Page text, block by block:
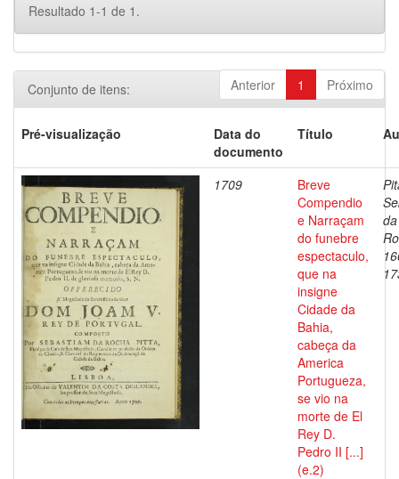
Resultado 1-1 de 1.
Anterior 1 Próximo
Conjunto de itens:
Pré-visualização
Data do
documento
Título
1709
Breve
Compendio
e Narraçam
do funebre
espectaculo,
que na
insigne
Cidade da
Bahia,
cabeça da
America
Portugueza,
se vio na
morte de El
Rey D.
Pedro II [...]
(e.2)
da